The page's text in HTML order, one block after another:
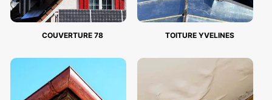
COUVERTURE 78 TOITURE YVELINES